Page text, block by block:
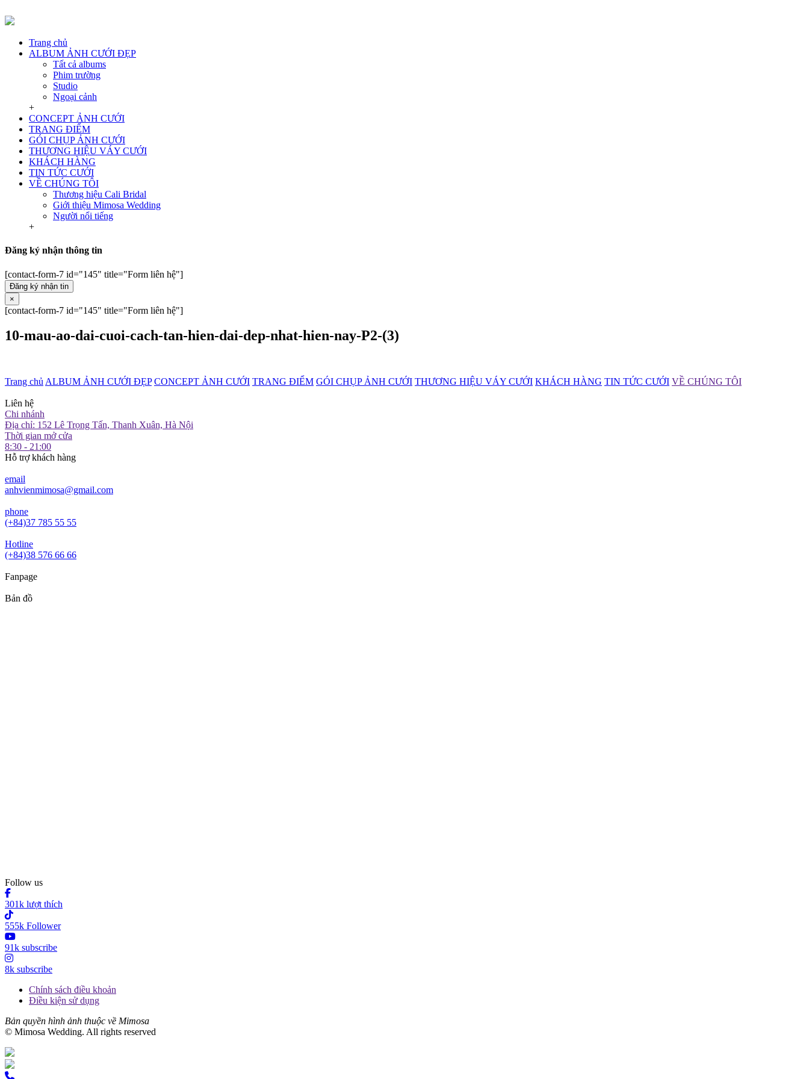
Trang chủ
ALBUM ẢNH CƯỚI ĐẸP
Tất cả albums
Phim trường
Studio
Ngoại cảnh
+
CONCEPT ẢNH CƯỚI
TRANG ĐIỂM
GÓI CHỤP ẢNH CƯỚI
THƯƠNG HIỆU VÁY CƯỚI
KHÁCH HÀNG
TIN TỨC CƯỚI
VỀ CHÚNG TÔI
Thương hiệu Cali Bridal
Giới thiệu Mimosa Wedding
Người nổi tiếng
+
Đăng ký nhận thông tin
[contact-form-7 id="145" title="Form liên hệ"]
Đăng ký nhận tin
×
[contact-form-7 id="145" title="Form liên hệ"]
10-mau-ao-dai-cuoi-cach-tan-hien-dai-dep-nhat-hien-nay-P2-(3)
Trang chủ ALBUM ẢNH CƯỚI ĐẸP CONCEPT ẢNH CƯỚI TRANG ĐIỂM GÓI CHỤP ẢNH CƯỚI THƯƠNG HIỆU VÁY CƯỚI KHÁCH HÀNG TIN TỨC CƯỚI VỀ CHÚNG TÔI
Liên hệ
Chi nhánh
Địa chỉ: 152 Lê Trọng Tấn, Thanh Xuân, Hà Nội
Thời gian mở cửa
8:30 - 21:00
Hỗ trợ khách hàng
email
anhvienmimosa@gmail.com
phone
(+84)37 785 55 55
Hotline
(+84)38 576 66 66
Fanpage
Bản đồ
Follow us
301k lượt thích
555k Follower
91k subscribe
8k subscribe
Chính sách điều khoản
Điều kiện sử dụng
Bản quyền hình ảnh thuộc về Mimosa
© Mimosa Wedding. All rights reserved